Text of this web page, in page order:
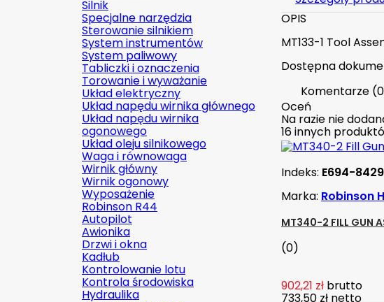
Silnik
Specjalne narzędzia
Sterowanie silnikiem
System instrumentów
System paliwowy
Tabliczki i oznaczenia
Torowanie i wyważanie
Układ elektryczny
Układ napędu wirnika głównego
Układ napędu wirnika
ogonowego
Układ oleju silnikowego
Waga i równowaga
Wirnik główny
Wirnik ogonowy
Wyposażenie
Robinson R44
Autopilot
Awionika
Drzwi i okna
Kadłub
Kontrolowanie lotu
Kontrola środowiska
Hydraulika
OPIS
MT133-1 Tool
Dostępna
Komentarze
Oceń
Na razie nie
16 innych
Indeks: E694-
Marka: Robinson
MT340-2 FILL GUN
(0)
902,21 zł brutto
733,50 zł netto